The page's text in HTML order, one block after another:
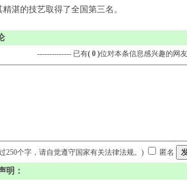
湛的技艺取得了全国第三名。
-------------- 已有( 0 )位对本条信息感兴趣的网
250个字，请自觉遵守国家有关法律法规。) 匿名
明：